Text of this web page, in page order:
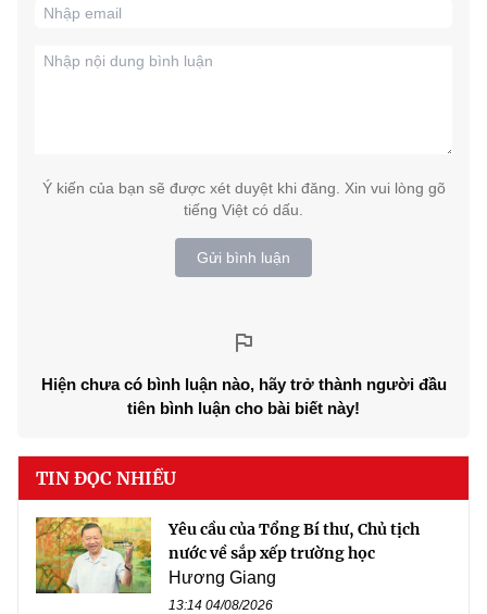
Ý kiến của bạn sẽ được xét duyệt khi đăng. Xin vui lòng gõ
tiếng Việt có dấu.
Gửi bình luận
Hiện chưa có bình luận nào, hãy trở thành người đầu
tiên bình luận cho bài biết này!
TIN ĐỌC NHIỀU
Yêu cầu của Tổng Bí thư, Chủ tịch
nước về sắp xếp trường học
Hương Giang
13:14 04/08/2026